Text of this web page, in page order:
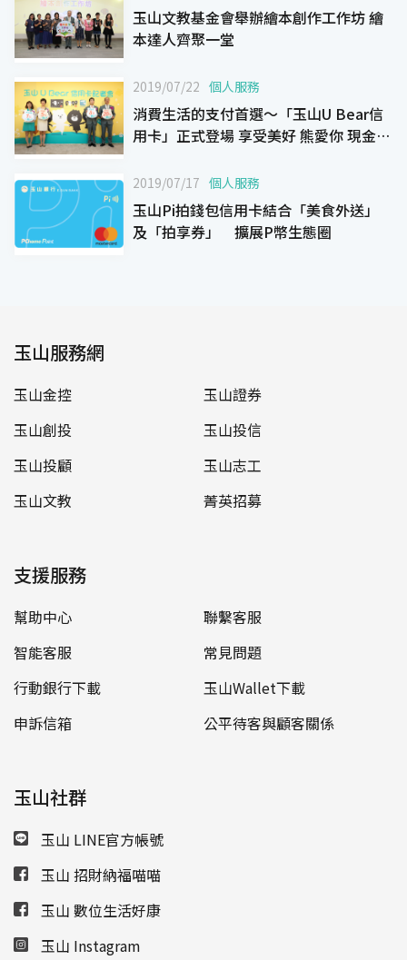
玉山文教基金會舉辦繪本創作工作坊 繪
本達人齊聚一堂
2019/07/22 個人服務
消費生活的支付首選～「玉山U Bear信
用卡」正式登場 享受美好 熊愛你 現金回
2019/07/17 個人服務
玉山Pi拍錢包信用卡結合「美食外送」
及「拍享券」 擴展P幣生態圈
玉山服務網
玉山金控
玉山證券
玉山創投
玉山投信
玉山投顧
玉山志工
玉山文教
菁英招募
支援服務
幫助中心
聯繫客服
智能客服
常見問題
行動銀行下載
玉山Wallet下載
申訴信箱
公平待客與顧客關係
玉山社群
玉山 LINE官方帳號
玉山 招財納福喵喵
玉山 數位生活好康
玉山 Instagram